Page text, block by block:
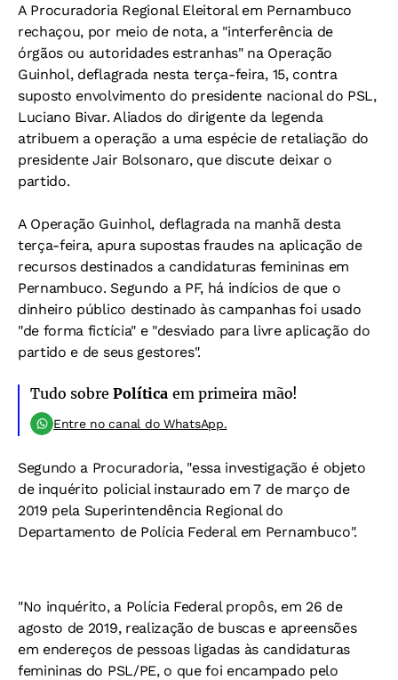
A Procuradoria Regional Eleitoral em Pernambuco
rechaçou, por meio de nota, a "interferência de
órgãos ou autoridades estranhas" na Operação
Guinhol, deflagrada nesta terça-feira, 15, contra
suposto envolvimento do presidente nacional do PSL,
Luciano Bivar. Aliados do dirigente da legenda
atribuem a operação a uma espécie de retaliação do
presidente Jair Bolsonaro, que discute deixar o
partido.
A Operação Guinhol, deflagrada na manhã desta
terça-feira, apura supostas fraudes na aplicação de
recursos destinados a candidaturas femininas em
Pernambuco. Segundo a PF, há indícios de que o
dinheiro público destinado às campanhas foi usado
"de forma fictícia" e "desviado para livre aplicação do
partido e de seus gestores".
Tudo sobrePolíticaem primeira mão!
Entre no canal do WhatsApp.
Segundo a Procuradoria, "essa investigação é objeto
de inquérito policial instaurado em 7 de março de
2019 pela Superintendência Regional do
Departamento de Polícia Federal em Pernambuco".
"No inquérito, a Polícia Federal propôs, em 26 de
agosto de 2019, realização de buscas e apreensões
em endereços de pessoas ligadas às candidaturas
femininas do PSL/PE, o que foi encampado pelo